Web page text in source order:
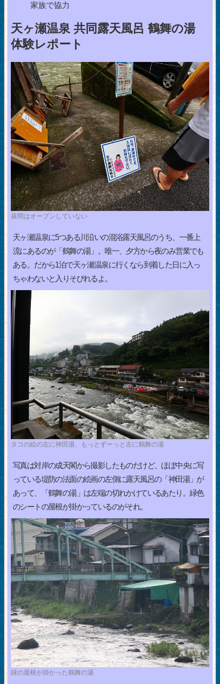
家族で協力
天ヶ瀬温泉 共同露天風呂 鶴舞の湯
体験レポート
昼間はオープンしていない
天ヶ瀬温泉に5つある川沿いの混浴露天風呂のうち、一番上
流にあるのが「鶴舞の湯」。唯一、夕方から夜のみ営業でも
ある。だから1泊で天ヶ瀬温泉に行くなら到着した日に入っ
ちゃわないと入りそびれるよ。
タコの絵の左に神田湯、もっとずーっと左に鶴舞の湯
写真は対岸の成天閣から撮影したものだけど、ほぼ中央に写
っている堤防の法面の絵画の左側に露天風呂の「神田湯」が
あって、「鶴舞の湯」は左端の切れかけているあたり。緑色
のシートの屋根が掛かっているのがそれ。
緑の屋根が掛かった鶴舞の湯